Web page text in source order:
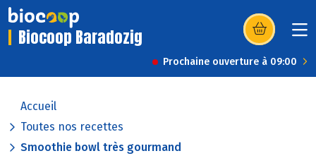
Biocoop Baradozig (s’ouvre dans
Prochaine ouverture à 09:00
Accueil
Toutes nos recettes
Smoothie bowl très gourmand